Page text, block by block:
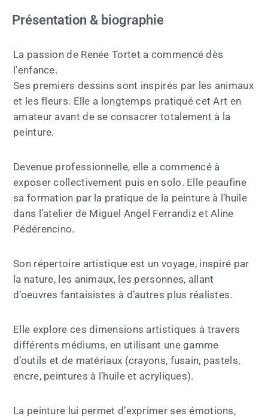
Présentation & biographie
La passion de Renée Tortet a commencé dès
l’enfance.
Ses premiers dessins sont inspirés par les animaux
et les fleurs. Elle a longtemps pratiqué cet Art en
amateur avant de se consacrer totalement à la
peinture.
Devenue professionnelle, elle a commencé à
exposer collectivement puis en solo. Elle peaufine
sa formation par la pratique de la peinture à l’huile
dans l’atelier de Miguel Angel Ferrandiz et Aline
Pédérencino.
Son répertoire artistique est un voyage, inspiré par
la nature, les animaux, les personnes, allant
d’oeuvres fantaisistes à d’autres plus réalistes.
Elle explore ces dimensions artistiques à travers
différents médiums, en utilisant une gamme
d’outils et de matériaux (crayons, fusain, pastels,
encre, peintures à l’huile et acryliques).
La peinture lui permet d’exprimer ses émotions,